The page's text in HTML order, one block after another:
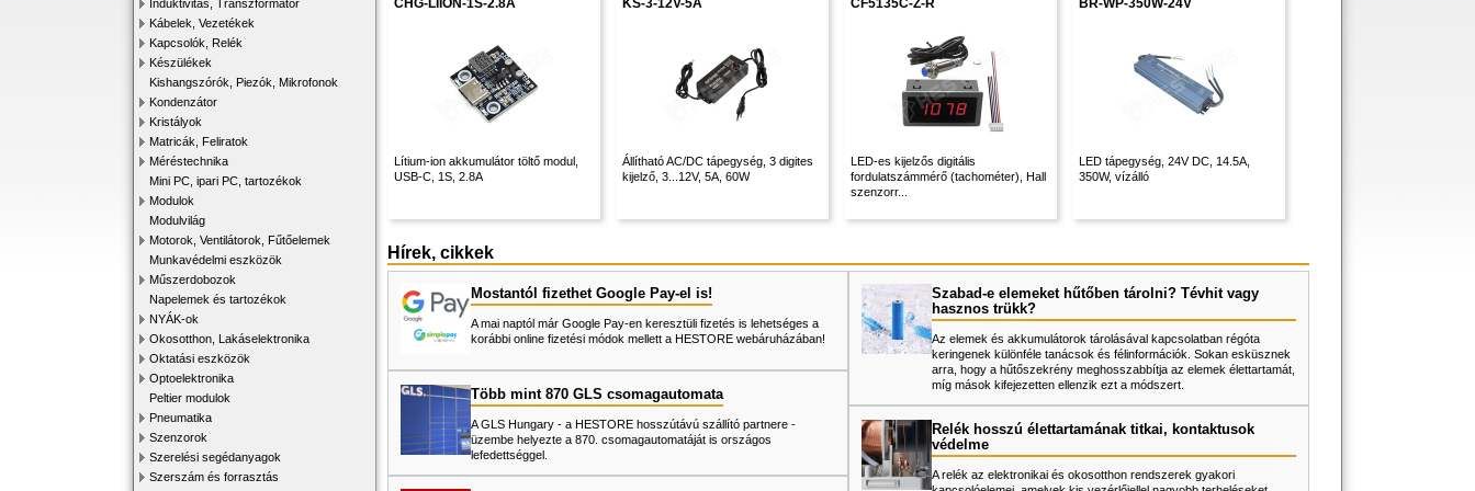
Induktivitás, Transzformátor
Kábelek, Vezetékek
Kapcsolók, Relék
Készülékek
Kishangszórók, Piezók, Mikrofonok
Kondenzátor
Kristályok
Matricák, Feliratok
Méréstechnika
Mini PC, ipari PC, tartozékok
Modulok
Modulvilág
Motorok, Ventilátorok, Fűtőelemek
Munkavédelmi eszközök
Műszerdobozok
Napelemek és tartozékok
NYÁK-ok
Okosotthon, Lakáselektronika
Oktatási eszközök
Optoelektronika
Peltier modulok
Pneumatika
Szenzorok
Szerelési segédanyagok
Szerszám és forrasztás
CHG-LIION-1S-2.8A
Lítium-ion akkumulátor töltő modul,
USB-C, 1S, 2.8A
KS-3-12V-5A
Állítható AC/DC tápegység, 3 digites
kijelző, 3...12V, 5A, 60W
CF5135C-Z-R
LED-es kijelzős digitális
fordulatszámmérő (tachométer), Hall
szenzorr...
BR-WP-350W-24V
LED tápegység, 24V DC, 14.5A,
350W, vízálló
Hírek, cikkek
Mostantól fizethet Google Pay-el is!
A mai naptól már Google Pay-en keresztüli fizetés is lehetséges a
korábbi online fizetési módok mellett a HESTORE webáruházában!
Több mint 870 GLS csomagautomata
A GLS Hungary - a HESTORE hosszútávú szállító partnere -
üzembe helyezte a 870. csomagautomatáját is országos
lefedettséggel.
Szabad-e elemeket hűtőben tárolni? Tévhit vagy
hasznos trükk?
Az elemek és akkumulátorok tárolásával kapcsolatban régóta
keringenek különféle tanácsok és félinformációk. Sokan esküsznek
arra, hogy a hűtőszekrény meghosszabbítja az elemek élettartamát,
míg mások kifejezetten ellenzik ezt a módszert.
Relék hosszú élettartamának titkai, kontaktusok
védelme
A relék az elektronikai és okosotthon rendszerek gyakori